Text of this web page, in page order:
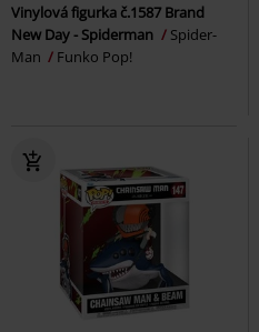
Vinylová figurka č.1587 Brand
New Day - Spiderman
Spider-
Man
Funko Pop!